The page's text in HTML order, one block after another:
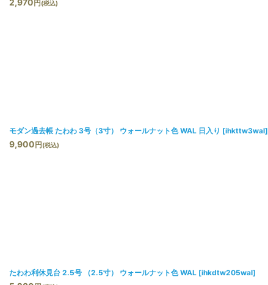
2,970 円 (税込)
モダン過去帳 たわわ 3号（3寸） ウォールナット色 WAL 日入り [ihkttw3wal]
9,900 円 (税込)
たわわ利休見台 2.5号 （2.5寸） ウォールナット色 WAL [ihkdtw205wal]